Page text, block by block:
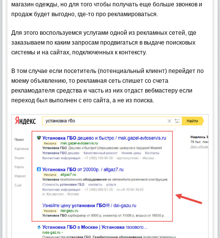
магазин одежды, но для того чтобы получать еще больше звонков и
продаж будет выгодно, где-то про рекламироваться.
Для этого воспользуемся услугами одной из рекламных сетей, где
заказываем по каким запросам продвигаться в выдаче поисковых
системы и на сайтах, подключенных к контексту.
В том случае если посетитель (потенциальный клиент) перейдет по
моему объявлению, то рекламная сеть спишет со счета
рекламодателя средства и часть из них отдаст вебмастеру если
переход был выполнен с его сайта, а не из поиска.